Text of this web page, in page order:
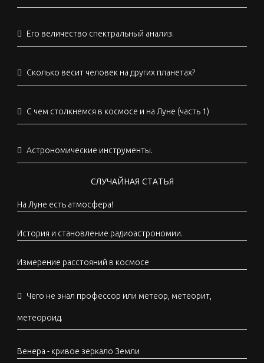
Его величество спектральный анализ.
Сколько весит человек на других планетах?
С чем столкнемся в космосе и на Луне (часть 1)
Астрономические инструменты.
СЛУЧАЙНАЯ СТАТЬЯ
На Луне есть атмосфера!
История и становление радиоастрономии.
Измерение расстояний в космосе
Чего не знал профессор или метеор, метеорит,
метеороид.
Венера - кривое зеркало Земли